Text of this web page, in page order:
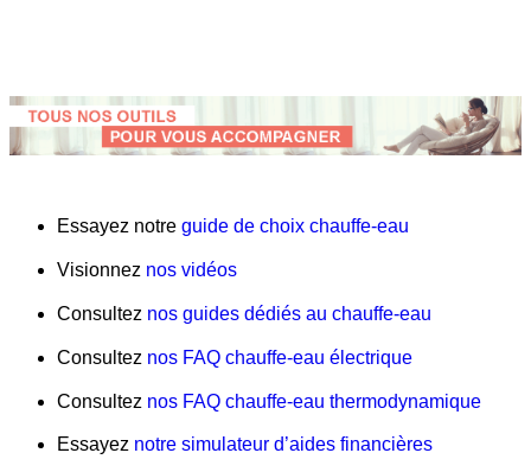
Essayez notre guide de choix chauffe-eau
Visionnez nos vidéos
Consultez nos guides dédiés au chauffe-eau
Consultez nos FAQ chauffe-eau électrique
Consultez nos FAQ chauffe-eau thermodynamique
Essayez notre simulateur d’aides financières